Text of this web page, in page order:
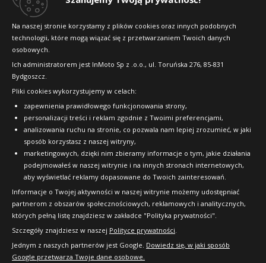
Na naszej stronie korzystamy z plików cookies oraz innych podobnych
technologii, które mogą wiązać się z przetwarzaniem Twoich danych
osobowych.
Ich administratorem jest InMoto Sp z .o.o., ul. Toruńska 276, 85-831
Bydgoszcz.
Pliki cookies wykorzystujemy w celach:
zapewnienia prawidłowego funkcjonowania strony,
personalizacji treści i reklam zgodnie z Twoimi preferencjami,
analizowania ruchu na stronie, co pozwala nam lepiej zrozumieć, w jaki
sposób korzystasz z naszej witryny,
marketingowych, dzięki nim zbieramy informacje o tym, jakie działania
podejmowałeś w naszej witrynie i na innych stronach internetowych,
aby wyświetlać reklamy dopasowane do Twoich zainteresowań.
Informacje o Twojej aktywności w naszej witrynie możemy udostępniać
partnerom z obszarów społecznościowych, reklamowych i analitycznych,
których pełną listę znajdziesz w zakładce "Polityka prywatności".
Szczegóły znajdziesz w naszej Polityce prywatności.
Jednym z naszych partnerów jest Google. Dowiedz się, w jaki sposób
Google przetwarza Twoje dane osobowe.
Raty
FAQ
OFICJALNY PARTNER